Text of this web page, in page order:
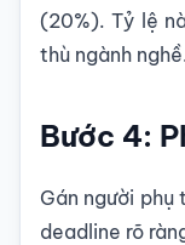
(20%). Tỷ lệ
thù ngành
Bước 4:
Gán người phụ
deadline rõ